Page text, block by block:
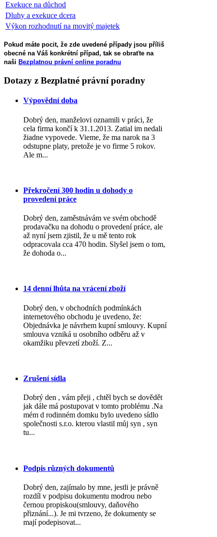
Exekuce na důchod
Dluhy a exekuce dcera
Výkon rozhodnutí na movitý majetek
Pokud máte pocit, že zde uvedené případy jsou příliš
obecné na Váš konkrétní případ, tak se obraťte na
naši Bezplatnou právní online poradnu
Dotazy z Bezplatné právní poradny
Výpovědní doba
Dobrý den, manželovi oznamili v práci, že
cela firma končí k 31.1.2013. Zatial im nedali
žiadne vypovede. Vieme, že ma narok na 3
odstupne platy, pretože je vo firme 5 rokov.
Ale m...
Překročení 300 hodin u dohody o
provedení práce
Dobrý den, zaměstnávám ve svém obchodě
prodavačku na dohodu o provedení práce, ale
až nyní jsem zjistil, že u mě tento rok
odpracovala cca 470 hodin. Slyšel jsem o tom,
že dohoda o...
14 denní lhůta na vrácení zboží
Dobrý den, v obchodních podmínkách
internetového obchodu je uvedeno, že:
Objednávka je návrhem kupní smlouvy. Kupní
smlouva vzniká u osobního odběru až v
okamžiku převzetí zboží. Z...
Zrušení sídla
Dobrý den , vám přeji , chtěl bych se dovědět
jak dále má postupovat v tomto problému .Na
mém d rodinném domku bylo uvedeno sídlo
společnosti s.r.o. kterou vlastil můj syn , syn
tu...
Podpis různých dokumentů
Dobrý den, zajímalo by mne, jestli je právně
rozdíl v podpisu dokumentu modrou nebo
černou propiskou(smlouvy, daňového
přiznání...). Je mi tvrzeno, že dokumenty se
mají podepisovat...